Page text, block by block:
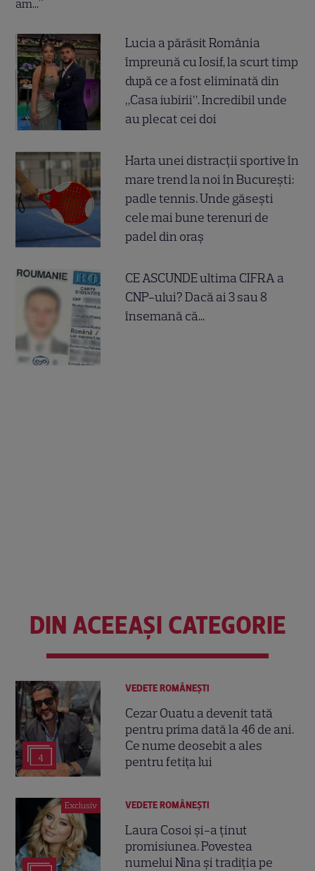
Lucia a părăsit România
împreună cu Iosif, la scurt timp
după ce a fost eliminată din
„Casa iubirii”. Incredibil unde
au plecat cei doi
Harta unei distracții sportive în
mare trend la noi în București:
padle tennis. Unde găsești
cele mai bune terenuri de
padel din oraș
CE ASCUNDE ultima CIFRA a
CNP-ului? Dacă ai 3 sau 8
însemană că...
DIN ACEEAȘI CATEGORIE
4
VEDETE ROMÂNEŞTI
Cezar Ouatu a devenit tată
pentru prima dată la 46 de ani.
Ce nume deosebit a ales
pentru fetița lui
Exclusiv VEDETE ROMÂNEŞTI
Laura Cosoi și-a ținut
promisiunea. Povestea
numelui Nina și tradiția pe